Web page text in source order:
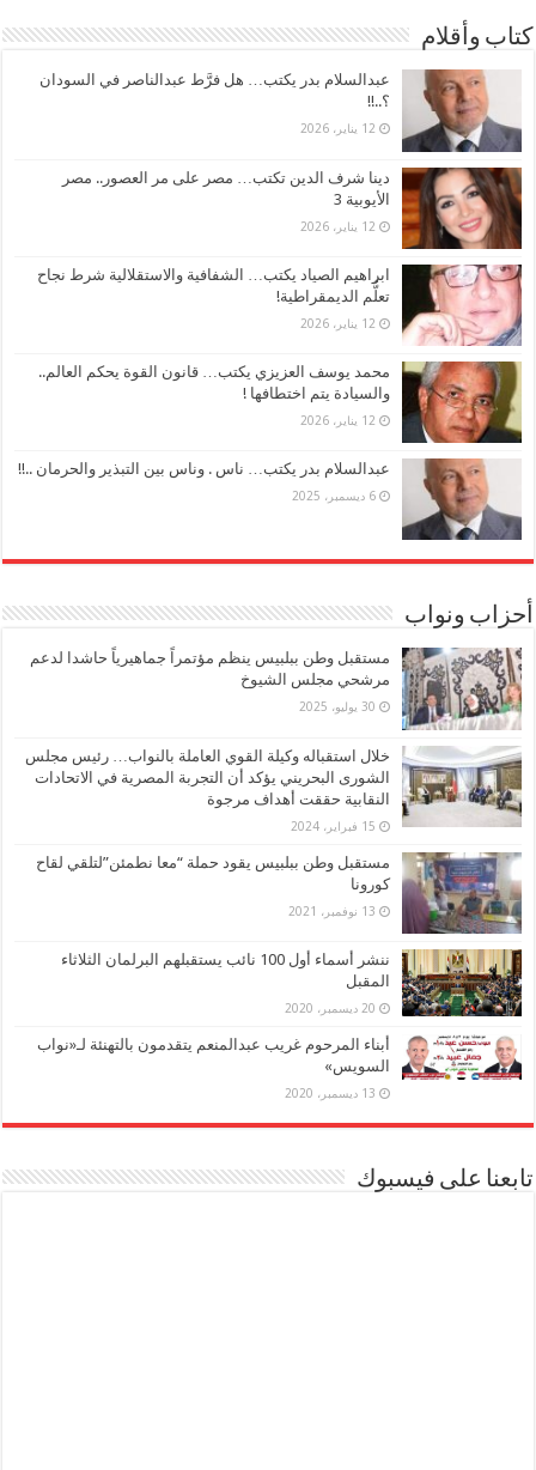
كتاب وأقلام
عبدالسلام بدر يكتب… هل فرَّط عبدالناصر في السودان
؟..!!
12 يناير، 2026
دينا شرف الدين تكتب… مصر على مر العصور.. مصر
الأيوبية 3
12 يناير، 2026
ابراهيم الصياد يكتب… الشفافية والاستقلالية شرط نجاح
تعلُّم الديمقراطية!
12 يناير، 2026
محمد يوسف العزيزي يكتب… قانون القوة يحكم العالم..
والسيادة يتم اختطافها !
12 يناير، 2026
عبدالسلام بدر يكتب… ناس . وناس بين التبذير والحرمان ..!!
6 ديسمبر، 2025
أحزاب ونواب
مستقبل وطن ببلبيس ينظم مؤتمراً جماهيرياً حاشدا لدعم
مرشحي مجلس الشيوخ
30 يوليو، 2025
خلال استقباله وكيلة القوي العاملة بالنواب… رئيس مجلس
الشورى البحريني يؤكد أن التجربة المصرية في الاتحادات
النقابية حققت أهداف مرجوة
15 فبراير، 2024
مستقبل وطن ببلبيس يقود حملة “معا نطمئن”لتلقي لقاح
كورونا
13 نوفمبر، 2021
ننشر أسماء أول 100 نائب يستقبلهم البرلمان الثلاثاء
المقبل
20 ديسمبر، 2020
أبناء المرحوم غريب عبدالمنعم يتقدمون بالتهنئة لـ«نواب
السويس»
13 ديسمبر، 2020
تابعنا على فيسبوك